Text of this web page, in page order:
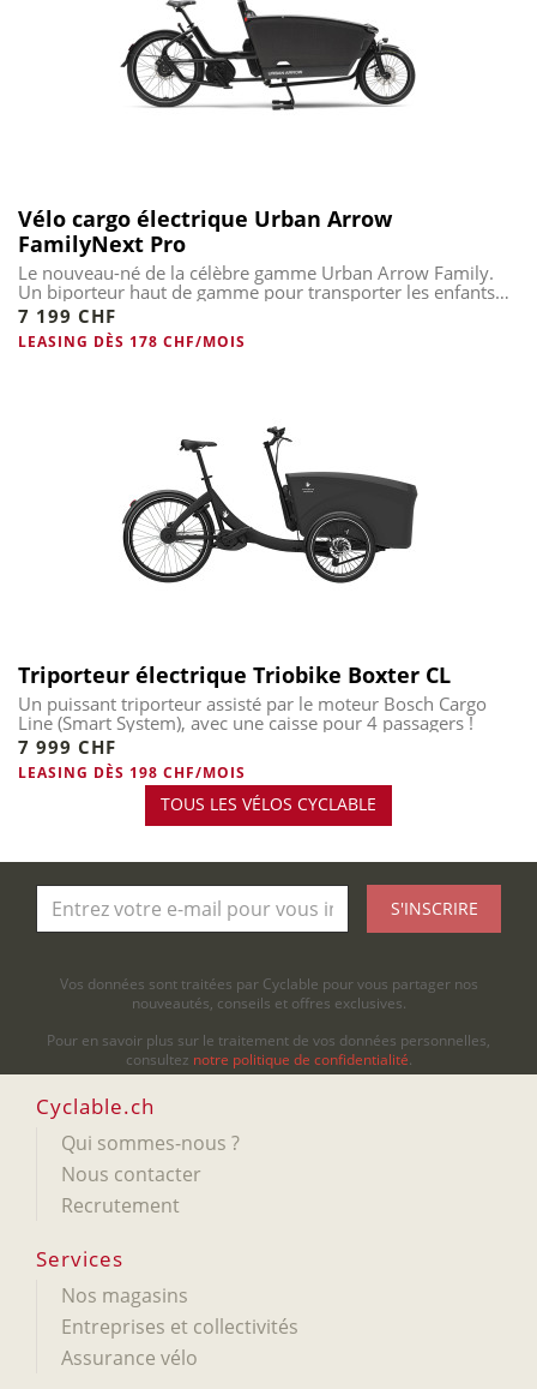
Vélo cargo électrique Urban Arrow
FamilyNext Pro
Le nouveau-né de la célèbre gamme Urban Arrow Family.
Un biporteur haut de gamme pour transporter les enfants
en...
7 199 CHF
LEASING DÈS 178 CHF/MOIS
Triporteur électrique Triobike Boxter CL
Un puissant triporteur assisté par le moteur Bosch Cargo
Line (Smart System), avec une caisse pour 4 passagers !
7 999 CHF
LEASING DÈS 198 CHF/MOIS
TOUS LES VÉLOS CYCLABLE
S'INSCRIRE
Vos données sont traitées par Cyclable pour vous partager nos
nouveautés, conseils et offres exclusives.
Pour en savoir plus sur le traitement de vos données personnelles,
consultez notre politique de confidentialité.
Cyclable.ch
Qui sommes-nous ?
Nous contacter
Recrutement
Services
Nos magasins
Entreprises et collectivités
Assurance vélo